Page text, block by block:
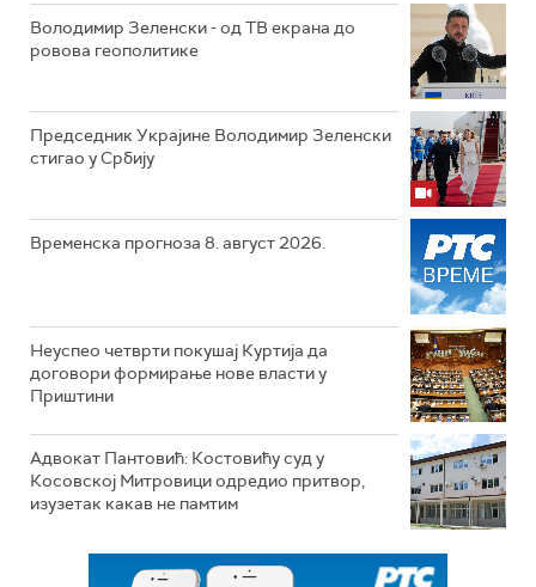
Володимир Зеленски - од ТВ екрана до
ровова геополитике
Председник Украјине Володимир Зеленски
стигао у Србију
Временска прогноза 8. август 2026.
Неуспео четврти покушај Куртија да
договори формирање нове власти у
Приштини
Адвокат Пантовић: Костовићу суд у
Косовској Митровици одредио притвор,
изузетак какав не памтим